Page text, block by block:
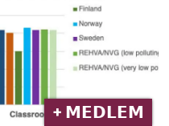
+ 𝗠𝗘𝗗𝗟𝗘𝗠